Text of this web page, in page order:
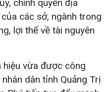
chính quyền địa
các sở, ngành trong
lợi thế về tài nguyên
hiệu vừa được công
dân tỉnh Quảng Trị